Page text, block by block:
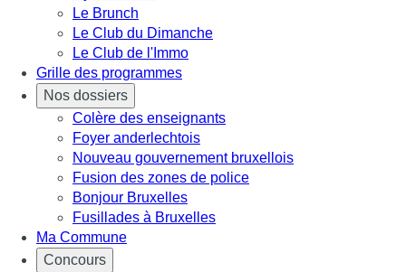
Le Brunch
Le Club du Dimanche
Le Club de l'Immo
Grille des programmes
Nos dossiers
Colère des enseignants
Foyer anderlechtois
Nouveau gouvernement bruxellois
Fusion des zones de police
Bonjour Bruxelles
Fusillades à Bruxelles
Ma Commune
Concours